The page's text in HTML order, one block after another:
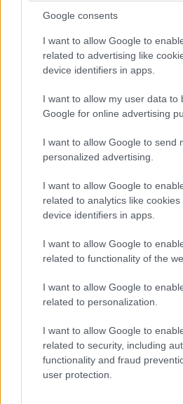
Google consents
I want to allow Google to
related to advertising like
device identifiers in apps.
I want to allow my user data to
Google for online advertising
I want to allow Google to send
personalized advertising.
I want to allow Google to
related to analytics like
device identifiers in apps.
I want to allow Google to
related to functionality of the
I want to allow Google to
related to personalization.
I want to allow Google to
related to security, including
functionality and fraud
user protection.
ΠΟΝΤΟΣ
προπαγάνδα»; Νέα
3/08/2026 - 8:30μμ
ΠΟΝΤΟΣ
«Πατρίδα μου εδώ κι εκεί»:
ταινία για τη Γενοκτονία των